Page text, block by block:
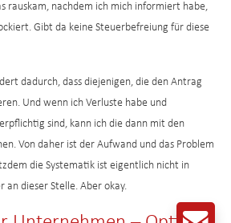
rauskam, nachdem ich mich informiert habe,
Gibt da keine Steuerbefreiung für diese
dadurch, dass diejenigen, die den Antrag
Und wenn ich Verluste habe und
sind, kann ich die dann mit den
Von daher ist der Aufwand und das Problem
die Systematik ist eigentlich nicht in
an dieser Stelle. Aber okay.